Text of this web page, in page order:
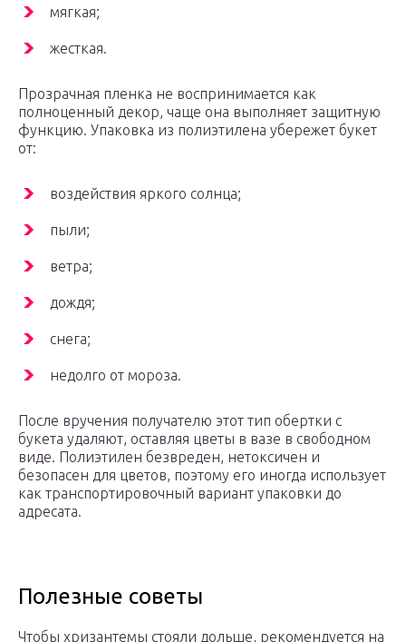
мягкая;
жесткая.
Прозрачная пленка не воспринимается как
полноценный декор, чаще она выполняет защитную
функцию. Упаковка из полиэтилена убережет букет
от:
воздействия яркого солнца;
пыли;
ветра;
дождя;
снега;
недолго от мороза.
После вручения получателю этот тип обертки с
букета удаляют, оставляя цветы в вазе в свободном
виде. Полиэтилен безвреден, нетоксичен и
безопасен для цветов, поэтому его иногда использует
как транспортировочный вариант упаковки до
адресата.
Полезные советы
Чтобы хризантемы стояли дольше, рекомендуется на